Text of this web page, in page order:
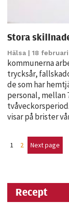
Stora
Hälsa | 18
kommunerna
trycksår,
de som har
personal, mellan
visar på brister
1 2 Next page
Recept